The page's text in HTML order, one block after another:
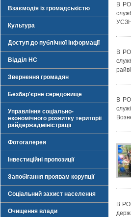
Взаємодія із громадськістю
Культура
Доступ до публічної інформації
Відділ НС
Звернення громадян
Безбар'єрне середовище
Управління соціально-
економічного розвитку території
райдержадміністрації
Фотогалерея
Інвестиційні пропозиції
Запобігання проявам корупції
Соціальний захист населення
Очищення влади
В
В
В
В